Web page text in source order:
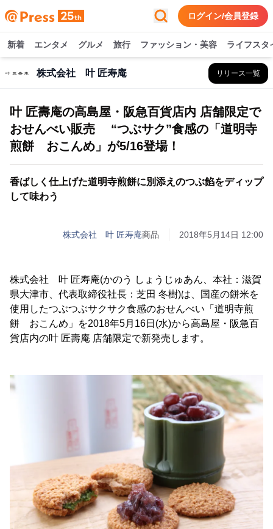
ログイン/会員登録
新着 エンタメ グルメ 旅行 ファッション・美容 ライフスタ
株式会社 叶 匠寿庵 リリース一覧
叶 匠壽庵の高島屋・阪急百貨店内 店舗限定で
おせんべい販売 “つぶサク”食感の「道明寺
煎餅 おこんめ」が5/16登場！
香ばしく仕上げた道明寺煎餅に別添えのつぶ餡をディップ
して味わう
株式会社 叶 匠寿庵商品 2018年5月14日 12:00
株式会社 叶 匠寿庵(かのう しょうじゅあん、本社：滋賀
県大津市、代表取締役社長：芝田 冬樹)は、国産の餅米を
使用したつぶつぶサクサク食感のおせんべい「道明寺煎
餅 おこんめ」を2018年5月16日(水)から高島屋・阪急百
貨店内の叶 匠壽庵 店舗限定で新発売します。